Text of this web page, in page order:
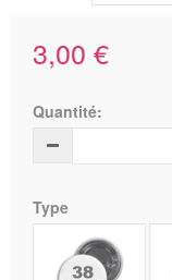
3,00 €
Quantité:
Type